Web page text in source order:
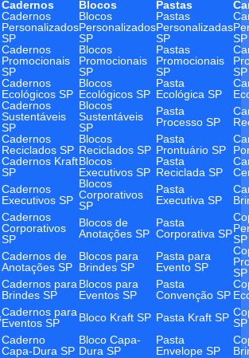
Cadernos Blocos Pastas
Cadernos
Personalizados
SP
Blocos
Personalizados
SP
Pastas
Personalizadas
SP
SP
Cadernos
Promocionais
SP
Blocos
Promocionais
SP
Pastas
Promocionais
SP
SP
Cadernos
Ecológicos SP
Blocos
Ecológicos SP
Pasta
Ecológica SP
Cadernos
Sustentáveis
SP
Blocos
Sustentáveis
SP
Pasta
Processo SP
Cadernos
Reciclados SP
Blocos
Reciclados SP
Pasta
Prontuário SP
Cadernos Kraft
SP
Blocos
Executivos SP
Pasta
Reciclada SP
Cadernos
Executivos SP
Blocos
Corporativos
SP
Pasta
Executiva SP
Cadernos
Corporativos
SP
Blocos de
Anotações SP
Pasta
Corporativa SPSP
Cadernos de
Anotações SP
Blocos para
Brindes SP
Pasta para
Evento SP
SP
Cadernos para
Brindes SP
Blocos para
Eventos SP
Pasta
Convenção SP
Cadernos para
Eventos SP
Bloco Kraft SP Pasta Kraft SP SP
Caderno
Capa-Dura SP
Bloco Capa-
Dura SP
Pasta
Envelope SP